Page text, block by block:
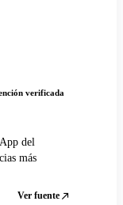
verificada
del
más
Ver fuente